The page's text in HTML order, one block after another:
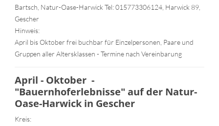
Bartsch, Natur-Oase-Harwick Tel: 015773306124, Harwick 89,
Gescher
Hinweis:
April bis Oktober frei buchbar für Einzelpersonen, Paare und
Gruppen aller Altersklassen - Termine nach Vereinbarung
April - Oktober -
"Bauernhoferlebnisse" auf der Natur-
Oase-Harwick in Gescher
Kreis: